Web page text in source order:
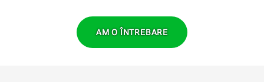
AM O ÎNTREBARE